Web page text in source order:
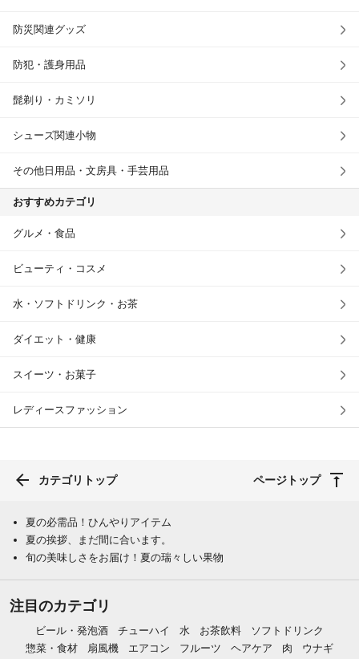
防災関連グッズ
防犯・護身用品
髭剃り・カミソリ
シューズ関連小物
その他日用品・文房具・手芸用品
おすすめカテゴリ
グルメ・食品
ビューティ・コスメ
水・ソフトドリンク・お茶
ダイエット・健康
スイーツ・お菓子
レディースファッション
カテゴリトップ ページトップ
夏の必需品！ひんやりアイテム
夏の挨拶、まだ間に合います。
旬の美味しさをお届け！夏の瑞々しい果物
注目のカテゴリ
ビール・発泡酒 チューハイ 水 お茶飲料
ソフトドリンク
惣菜・食材
扇風機 エアコン フルーツ ヘアケア 肉 ウナギ